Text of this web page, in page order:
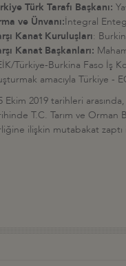
Türk Tarafı Başkanı:
ve Ünvanı:İntegral
Kanat Kuruluşları:
Kanat Başkanları:
Türkiye-Burkina Faso İş
amacıyla Türkiye -
Ekim 2019 tarihleri
T.C. Tarım ve Orman
ilişkin mutabakat zaptı